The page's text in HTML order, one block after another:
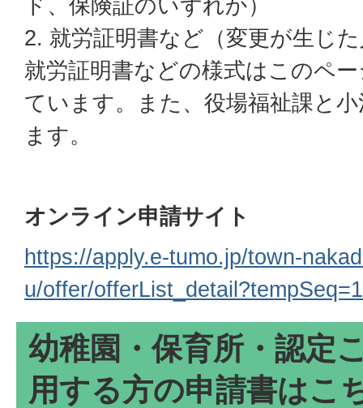
ド、保険証のいずれか）
2. 就労証明書など（変更が生じ
就労証明書などの様式はこのペ
ています。また、役場福祉課と
ます。
オンライン申請サイト
https://apply.e-tumo.jp/town-
u/offer/
幼稚園・保育所・認定
用する方の申請書はこ